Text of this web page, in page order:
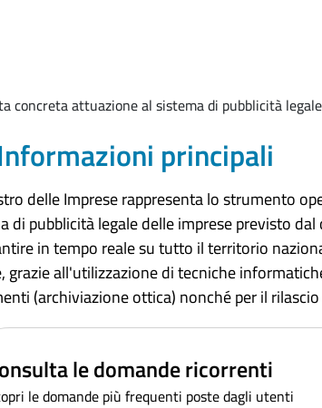
concreta attuazione al sistema di pubblicità
principali
delle Imprese rappresenta lo strumento
di pubblicità legale delle imprese previsto
in tempo reale su tutto il territorio
grazie all'utilizzazione di tecniche
(archiviazione ottica) nonché per il
le domande ricorrenti
le domande più frequenti poste dagli utenti